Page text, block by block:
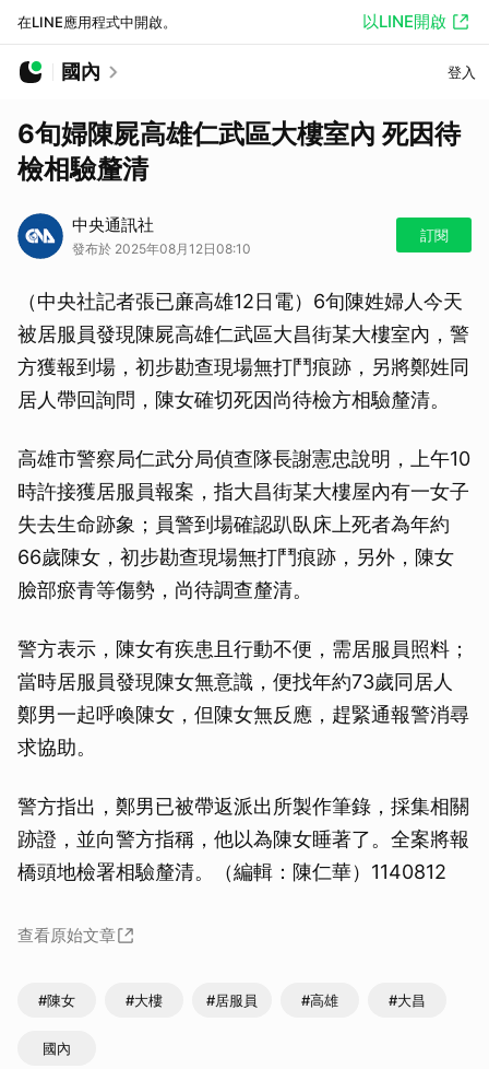
在LINE應用程式中開啟。 以LINE開啟
國內 登入
6旬婦陳屍高雄仁武區大樓室內 死因待
檢相驗釐清
中央通訊社
發布於 2025年08月12日08:10
訂閱
（中央社記者張已亷高雄12日電）6旬陳姓婦人今天
被居服員發現陳屍高雄仁武區大昌街某大樓室內，警
方獲報到場，初步勘查現場無打鬥痕跡，另將鄭姓同
居人帶回詢問，陳女確切死因尚待檢方相驗釐清。
高雄市警察局仁武分局偵查隊長謝憲忠說明，上午10
時許接獲居服員報案，指大昌街某大樓屋內有一女子
失去生命跡象；員警到場確認趴臥床上死者為年約
66歲陳女，初步勘查現場無打鬥痕跡，另外，陳女
臉部瘀青等傷勢，尚待調查釐清。
警方表示，陳女有疾患且行動不便，需居服員照料；
當時居服員發現陳女無意識，便找年約73歲同居人
鄭男一起呼喚陳女，但陳女無反應，趕緊通報警消尋
求協助。
警方指出，鄭男已被帶返派出所製作筆錄，採集相關
跡證，並向警方指稱，他以為陳女睡著了。全案將報
橋頭地檢署相驗釐清。（編輯：陳仁華）1140812
查看原始文章
#陳女 #大樓 #居服員 #高雄 #大昌
國內